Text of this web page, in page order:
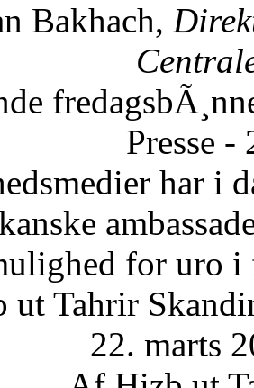
Bakhach,
Presse -
har i
for uro i
ut Tahrir
22. marts